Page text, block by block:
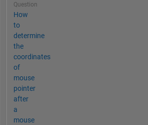
Question
How
to
determine
the
coordinates
of
mouse
pointer
after
a
mouse